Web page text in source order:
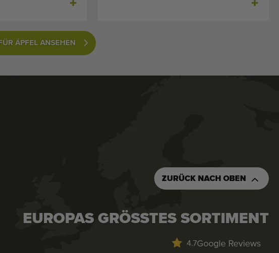
ÄPFEL ANSEHEN
ZURÜCK NACH OBEN
EUROPAS GRÖSSTES SORTIMENT
4.7Google Reviews